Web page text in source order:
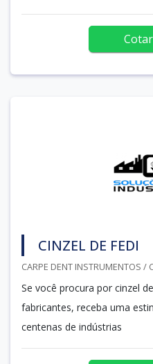
CINZEL DE FEDI
CARPE DENT INSTRUMENTOS /
Se você procura por cinzel
fabricantes, receba uma
centenas de indústrias